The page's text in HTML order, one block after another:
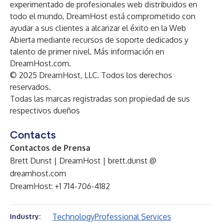
experimentado de profesionales web distribuidos en
todo el mundo, DreamHost está comprometido con
ayudar a sus clientes a alcanzar el éxito en la Web
Abierta mediante recursos de soporte dedicados y
talento de primer nivel. Más información en
DreamHost.com.
© 2025 DreamHost, LLC. Todos los derechos
reservados.
Todas las marcas registradas son propiedad de sus
respectivos dueños
Contacts
Contactos de Prensa
Brett Dunst | DreamHost | brett.dunst @
dreamhost.com
DreamHost: +1 714-706-4182
Industry: TechnologyProfessional Services